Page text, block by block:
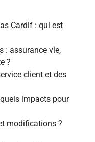
Cardif : qui est
: assurance vie,
?
client et des
impacts pour
modifications ?